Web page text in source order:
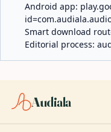
Android app:
Smart download
Editorial process:
Audiala